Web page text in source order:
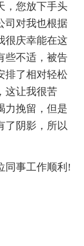
，您放下手头
司对我也根据
很庆幸能在这
些不适，被告
排了相对轻松
这让我很苦
力挽留，但是
了阴影，所以
同事工作顺利!